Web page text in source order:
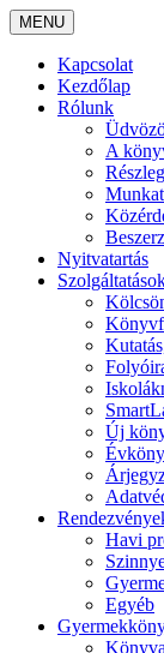
MENU
Kapcsolat
Kezdőlap
Rólunk
A
Nyitvatartás
Új
Havi
Egyéb